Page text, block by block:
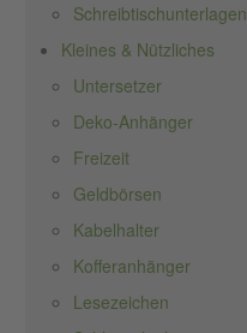
Schreibtischunterlagen
Kleines & Nützliches
Untersetzer
Deko-Anhänger
Freizeit
Geldbörsen
Kabelhalter
Kofferanhänger
Lesezeichen